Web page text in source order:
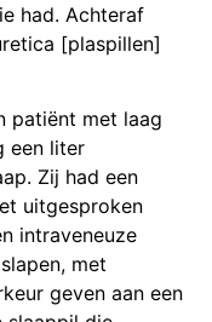
had. Achteraf
[plaspillen]
patiënt met laag
een liter
Zij had een
uitgesproken
intraveneuze
met
geven aan een